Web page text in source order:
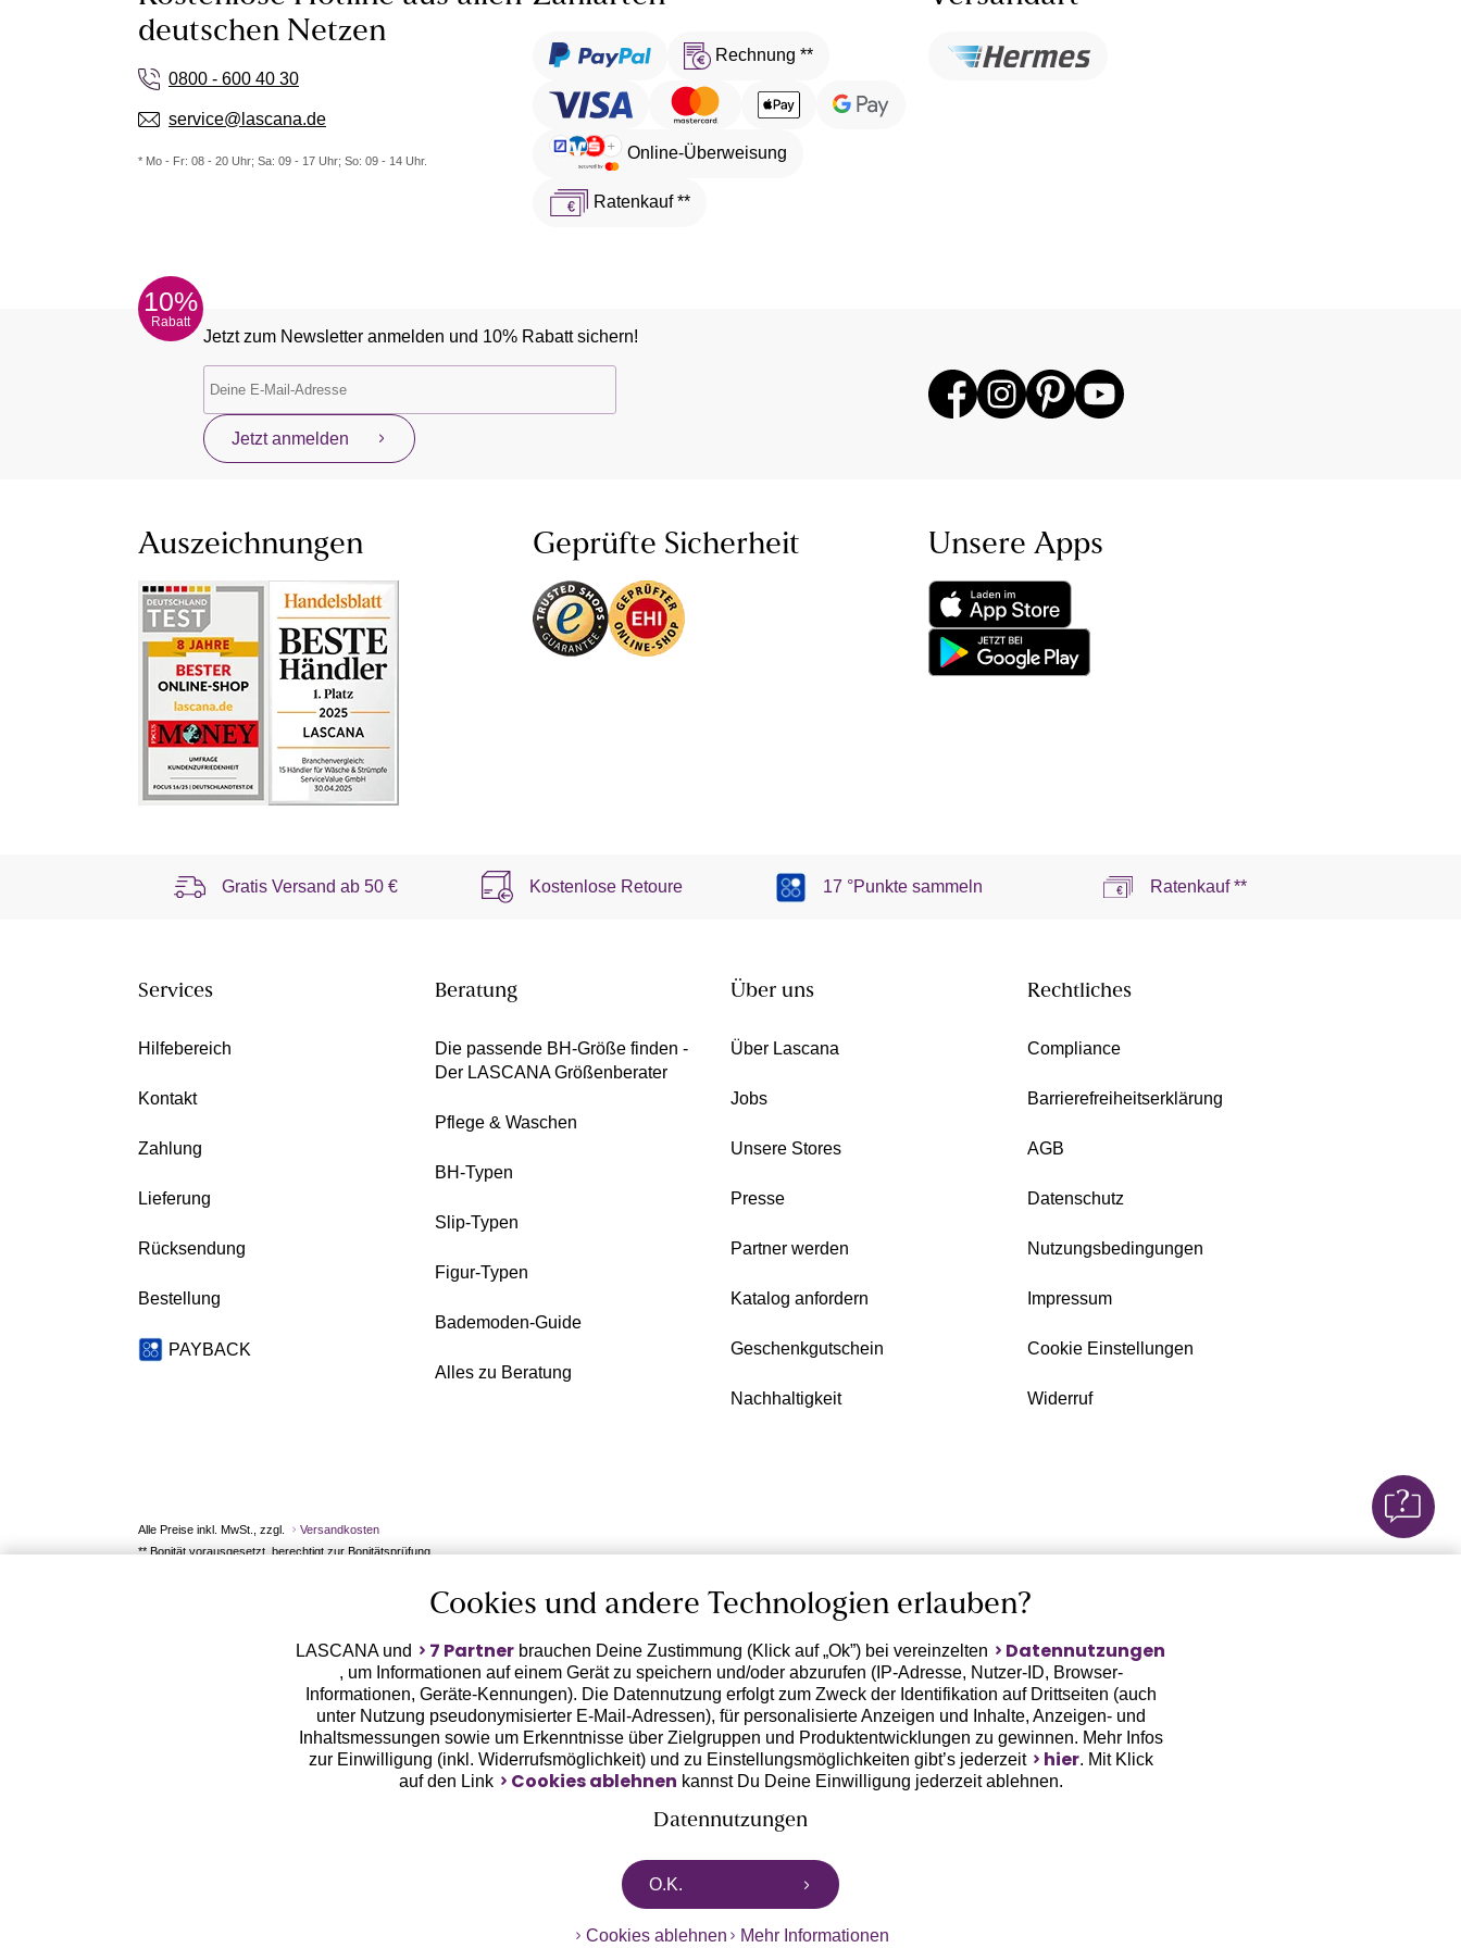
deutschen Netzen
0800 - 600 40 30
service@lascana.de
* Mo - Fr: 08 - 20 Uhr; Sa: 09 - 17 Uhr; So: 09 - 14 Uhr.
Rechnung **
Online-Überweisung
Ratenkauf **
10%
Rabatt
Jetzt zum Newsletter anmelden und 10% Rabatt sichern!
Jetzt anmelden
Auszeichnungen Geprüfte Sicherheit Unsere Apps
Gratis Versand ab50 € Kostenlose Retoure 17 °Punkte sammeln Ratenkauf **
Services
Hilfebereich
Kontakt
Zahlung
Lieferung
Rücksendung
Bestellung
PAYBACK
Beratung
Die passende BH-Größe finden -
Der LASCANA Größenberater
Pflege & Waschen
BH-Typen
Slip-Typen
Figur-Typen
Bademoden-Guide
Alles zu Beratung
Über uns
Über Lascana
Jobs
Unsere Stores
Presse
Partner werden
Katalog anfordern
Geschenkgutschein
Nachhaltigkeit
Rechtliches
Compliance
Barrierefreiheitserklärung
AGB
Datenschutz
Nutzungsbedingungen
Impressum
Cookie Einstellungen
Widerruf
Alle Preise inkl. MwSt., zzgl.
Versandkosten
** Bonität vorausgesetzt, berechtigt zur Bonitätsprüfung
Cookies und andere Technologien erlauben?
LASCANA und 7 Partner brauchen Deine Zustimmung (Klick auf „Ok”) bei vereinzelten Datennutzungen
, um Informationen auf einem Gerät zu speichern und/oder abzurufen (IP-Adresse, Nutzer-ID, Browser-
Informationen, Geräte-Kennungen). Die Datennutzung erfolgt zum Zweck der Identifikation auf Drittseiten (auch
unter Nutzung pseudonymisierter E-Mail-Adressen), für personalisierte Anzeigen und Inhalte, Anzeigen- und
Inhaltsmessungen sowie um Erkenntnisse über Zielgruppen und Produktentwicklungen zu gewinnen. Mehr Infos
zur Einwilligung (inkl. Widerrufsmöglichkeit) und zu Einstellungsmöglichkeiten gibt’s jederzeit
hier. Mit Klick
auf den Link
Cookies ablehnen kannst Du Deine Einwilligung jederzeit ablehnen.
Datennutzungen
LASCANA arbeitet mit Partnern zusammen, die von deinem Endgerät abgerufene Daten (Trackingdaten) oder die
von uns übermittelten pseudonymisierten Daten zur Aussteuerung unserer Werbung sowie auch zu eigenen
Erhebung der Trackingdaten bzw. die Übermittlung deiner pseudonymisierten Daten, sondern auch deren
O.K.
Cookies ablehnen Mehr Informationen